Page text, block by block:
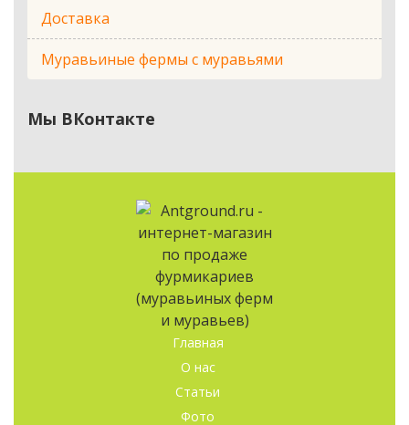
Доставка
Муравьиные фермы с муравьями
Мы ВКонтакте
Главная
О нас
Статьи
Фото